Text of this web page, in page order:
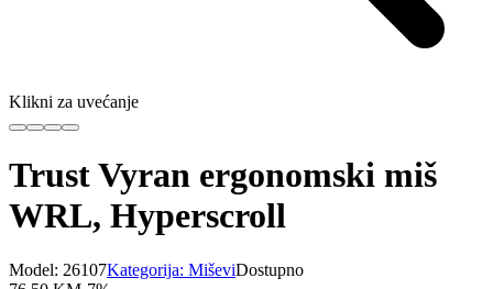
Klikni za uvećanje
Trust Vyran ergonomski miš
WRL, Hyperscroll
Model: 26107Kategorija: MiševiDostupno